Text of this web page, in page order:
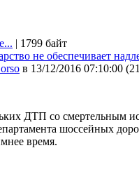
| 1799 байт
не обеспечивает
в 13/12/2016 07:10:00 (
ДТП со смертельным
шоссейных
время.